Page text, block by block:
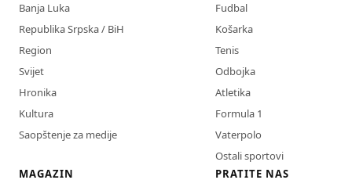
Banja Luka
Republika Srpska / BiH
Region
Svijet
Hronika
Kultura
Saopštenje za medije
Fudbal
Košarka
Tenis
Odbojka
Atletika
Formula 1
Vaterpolo
Ostali sportovi
MAGAZIN
PRATITE NAS